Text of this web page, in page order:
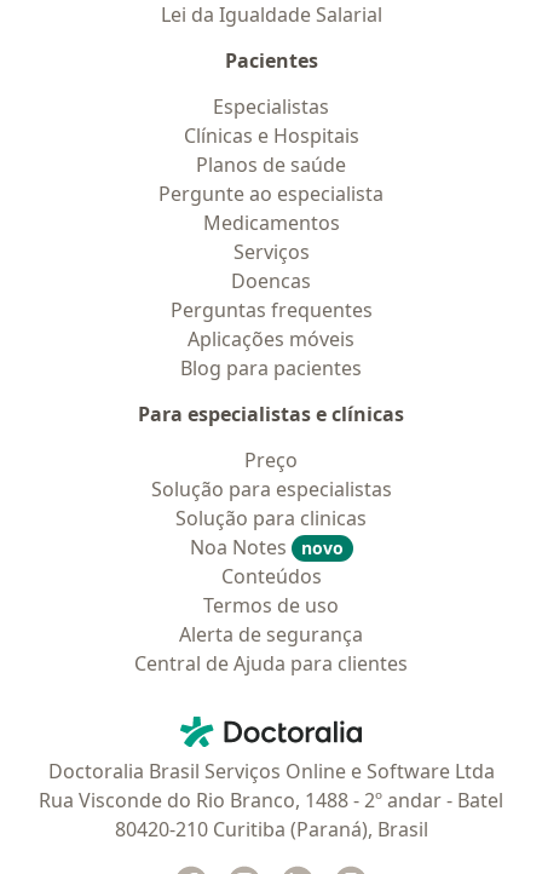
Lei da Igualdade Salarial
Pacientes
Especialistas
Clínicas e Hospitais
Planos de saúde
Pergunte ao especialista
Medicamentos
Serviços
Doencas
Perguntas frequentes
Aplicações móveis
Blog para pacientes
Para especialistas e clínicas
Preço
Solução para especialistas
Solução para clinicas
Noa Notes
novo
Conteúdos
Termos de uso
Alerta de segurança
Central de Ajuda para clientes
Doctoralia - Homepage
Doctoralia Brasil Serviços Online e Software Ltda
Rua Visconde do Rio Branco, 1488 - 2º andar - Batel
80420-210 Curitiba (Paraná), Brasil